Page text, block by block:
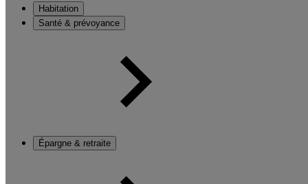
Habitation
Santé & prévoyance
Épargne & retraite